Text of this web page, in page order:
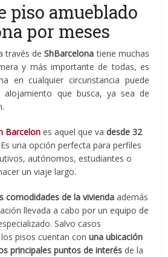
piso amueblado
por meses
través deShBarcelona tiene muchas
y más importante de todas, es
en cualquier circunstancia puede
que busca, ya sea de
Barcelon es aquel que vadesde 32
una opción perfecta para perfiles
autónomos, estudiantes o
un viaje largo.
comodidades de la vivienda además
llevada a cabo por un equipo de
Salvo casos
pisos cuentan conuna ubicación
principales puntos de interés de la